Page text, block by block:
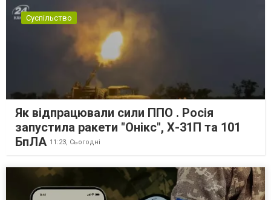
Суспільство
Як відпрацювали сили ППО . Росія
запустила ракети "Онікс", Х-31П та 101
БпЛА 11:23, Сьогодні